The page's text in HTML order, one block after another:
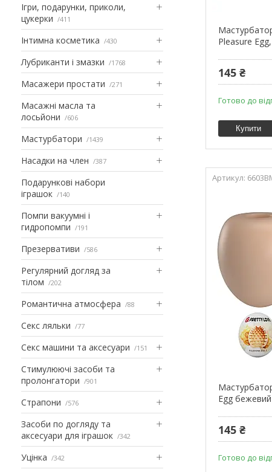
Ігри, подарунки, приколи,
цукерки
411
Інтимна косметика 430
Лубриканти і змазки 1768
Масажери простати 271
Масажні масла та
лосьйони
606
Мастурбатори 1439
Насадки на член 387
Подарункові набори
іграшок
140
Помпи вакуумні і
гидропомпи
191
Презервативи 586
Регулярний догляд за
тілом
202
Романтична атмосфера 88
Секс ляльки 77
Секс машини та аксесуари 151
Стимулюючі засоби та
пролонгатори
901
Страпони 576
Засоби по догляду та
аксесуари для іграшок
342
Уцінка 342
Pleasure
145 ₴
Готово до
Купити
Egg бежевий
145 ₴
Готово до